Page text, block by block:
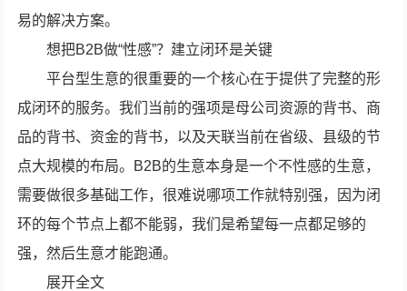
易的解决方案。
想把B2B做“性感”？建立闭环是关键
平台型生意的很重要的一个核心在于提供了完整的形
成闭环的服务。我们当前的强项是母公司资源的背书、商
品的背书、资金的背书，以及天联当前在省级、县级的节
点大规模的布局。B2B的生意本身是一个不性感的生意，
需要做很多基础工作，很难说哪项工作就特别强，因为闭
环的每个节点上都不能弱，我们是希望每一点都足够的
强，然后生意才能跑通。
展开全文